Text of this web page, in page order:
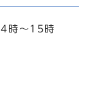
時～15時